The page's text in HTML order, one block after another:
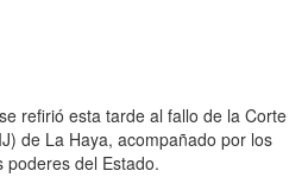
refirió esta tarde al fallo de la Corte
de La Haya, acompañado por los
poderes del Estado.